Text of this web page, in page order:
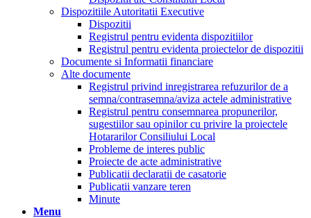
Dispozitiile Autoritatii Executive
Dispozitii
Registrul pentru evidenta dispozitiilor
Registrul pentru evidenta proiectelor de dispozitii
Documente si Informatii financiare
Alte documente
Registrul privind inregistrarea refuzurilor de a
semna/contrasemna/aviza actele administrative
Registrul pentru consemnarea propunerilor,
sugestiilor sau opinilor cu privire la proiectele
Hotararilor Consiliului Local
Probleme de interes public
Proiecte de acte administrative
Publicatii declaratii de casatorie
Publicatii vanzare teren
Minute
Menu